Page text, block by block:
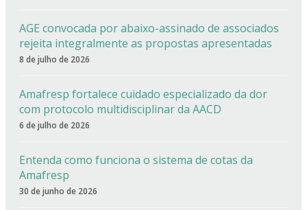
AGE convocada por abaixo-assinado de associados
rejeita integralmente as propostas apresentadas
8 de julho de 2026
Amafresp fortalece cuidado especializado da dor
com protocolo multidisciplinar da AACD
6 de julho de 2026
Entenda como funciona o sistema de cotas da
Amafresp
30 de junho de 2026